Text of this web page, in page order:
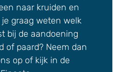
naar kruiden en
je graag weten welk
bij de aandoening
of paard? Neem dan
op of kijk in de